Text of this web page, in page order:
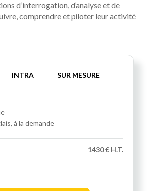
d’interrogation, d’analyse et de
comprendre et piloter leur activité
INTRA SUR MESURE
à la demande
1430 € H.T.